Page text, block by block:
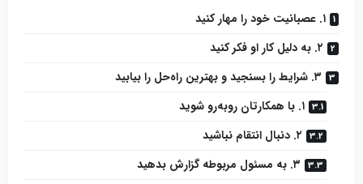
۱. عصبانیت خود را مهار کنید
۲. به دلیل کار او فکر کنید
۳. شرایط را بسنجید و بهترین راه‌حل را بیابید
۱. با همکارتان روبه‌رو شوید
۲. دنبال انتقام نباشید
۳. به مسئول مربوطه گزارش بدهید